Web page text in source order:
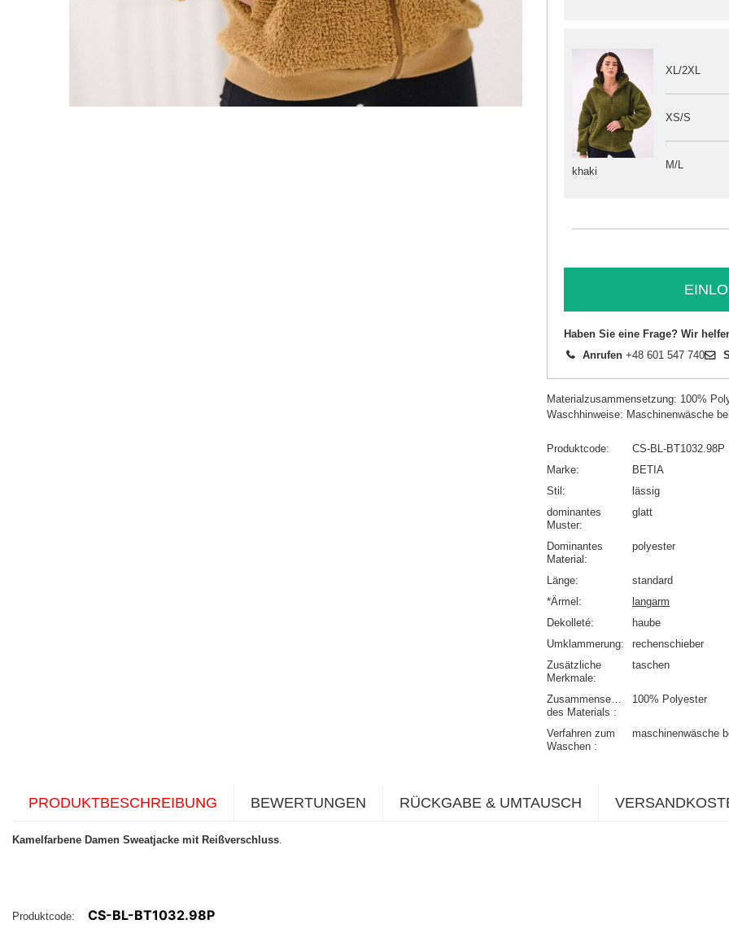
khaki
XL/2XL
XS/S
M/L
Haben Sie eine Frage? Wir
Anrufen +48 601 547 740
Materialzusammensetzung: 100%
Waschhinweise: Maschinenwäsche
Produktcode
CS-BL-BT1032.98P
Marke
BETIA
Stil
lässig
dominantes
Muster
glatt
Dominantes
Material
polyester
Länge
standard
*Ärmel
langarm
Dekolleté
haube
Umklammerung
rechenschieber
Zusätzliche
Merkmale
taschen
Zusammensetzung
des Materials
100% Polyester
Verfahren zum
Waschen
maschinenwäsche
PRODUKTBESCHREIBUNG BEWERTUNGEN RÜCKGABE & UMTAUSCH
Kamelfarbene Damen Sweatjacke mit Reißverschluss.
Produktcode: CS-BL-BT1032.98P